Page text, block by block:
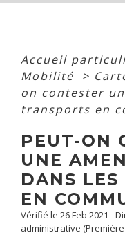
Accueil
Mobilité
>
on contester
transports en
PEUT-ON
UNE
DANS
EN
Vérifié le 26 Feb 2021 -
administrative